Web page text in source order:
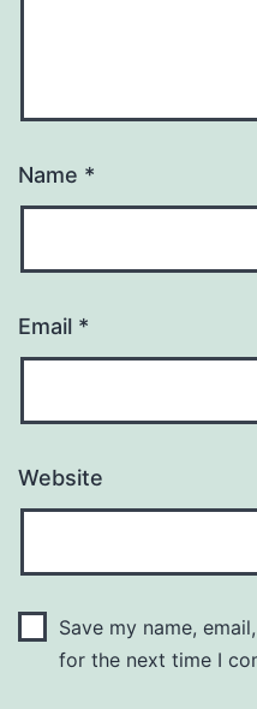
Name *
Email *
Website
Save my name,
for the next time I